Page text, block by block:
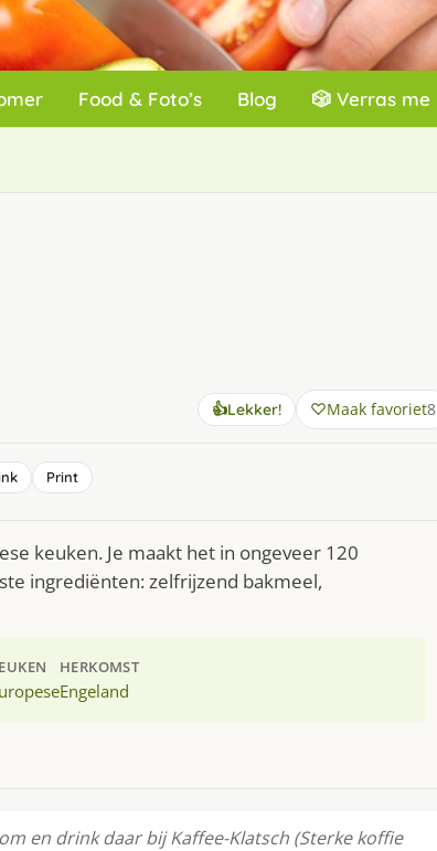
Food & Foto’s Blog 🎲 Verras me
👍Lekker! Maak favoriet8
Print
keuken. Je maakt het in ongeveer 120
ingrediënten: zelfrijzend bakmeel,
HERKOMST
Engeland
en drink daar bij Kaffee-Klatsch (Sterke koffie